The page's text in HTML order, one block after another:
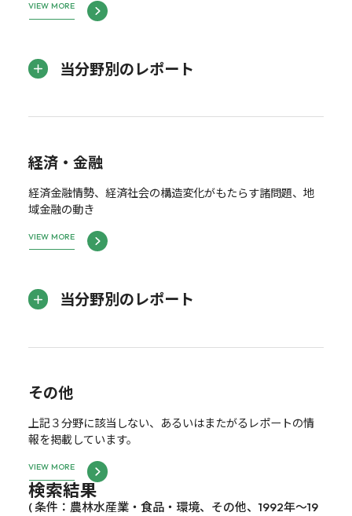
VIEW MORE
当分野別のレポート
経済・金融
経済金融情勢、経済社会の構造変化がもたらす諸問題、地
域金融の動き
VIEW MORE
当分野別のレポート
その他
上記３分野に該当しない、あるいはまたがるレポートの情
報を掲載しています。
VIEW MORE
検索結果
( 条件：農林水産業・食品・環境、その他、1992年～19